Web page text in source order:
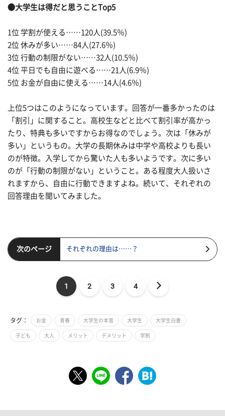
●大学生は得だと思うことTop5
1位 学割が使える……120人(39.5％)
2位 休みが多い……84人(27.6％)
3位 行動の制限がない……32人(10.5％)
4位 平日でも自由に遊べる……21人(6.9％)
5位 お金が自由に使える……14人(4.6％)
上位5つはこのようになっています。回答が一番多かったのは
「割引」に関すること。高校生などと比べて割引率が高かっ
たり、特典も多いですからお得なのでしょう。次は「休みが
多い」というもの。大学の長期休みは中学や高校よりも長い
のが特徴。入学してから驚いた人も多いようです。次に多い
のが「行動の制限がない」ということ。ある程度大人扱いさ
れますから、自由に行動できますよね。続いて、それぞれの
回答理由を聞いてみました。
次のページ それぞれの理由は……？
1 2 3 4
タグ： お金 青春 大学生の本音 大学生 大学生白書
子ども 大人 メリット デメリット 学割